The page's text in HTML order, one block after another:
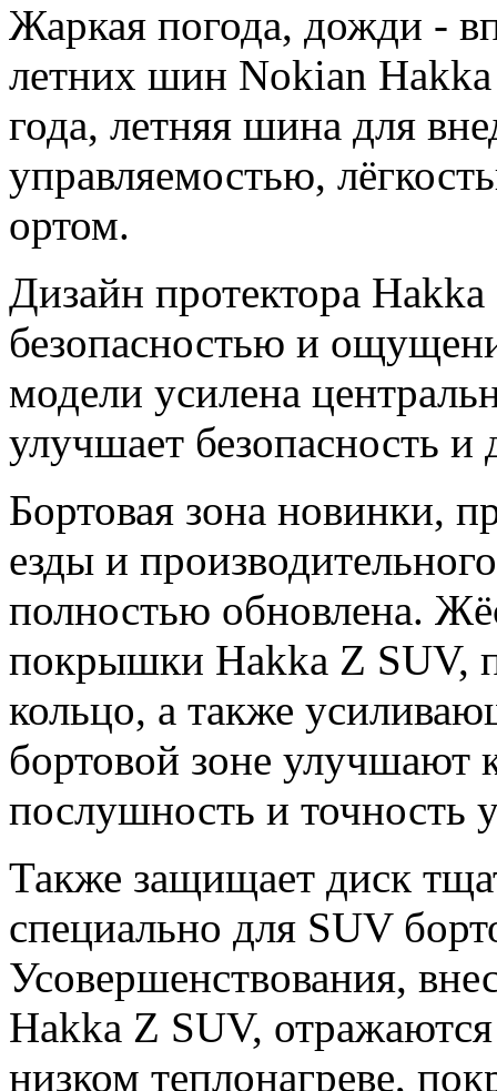
Жаркая погода, дожди -
летних шин Nokian
года, летняя шина для
управляемостью,
ортом.
Дизайн протектора
безопасностью и
модели усилена
улучшает безопасность
Бортовая зона новинки,
езды и
полностью обновлена.
покрышки Hakka Z SUV,
кольцо, а также
бортовой зоне улучшают
послушность и точность
Также защищает диск
специально для SUV
Усовершенствования,
Hakka Z SUV,
низком теплонагреве,